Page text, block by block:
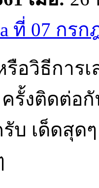
ที่ 07 กรก
อวิธีการ
รั้งติดต่อ
บ เด็ดสุด